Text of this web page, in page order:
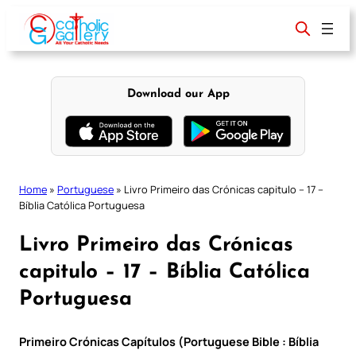
content
Download our App
Home » Portuguese » Livro Primeiro das Crónicas capitulo – 17 –
Bíblia Católica Portuguesa
Livro Primeiro das Crónicas
capitulo – 17 – Bíblia Católica
Portuguesa
Primeiro Crónicas Capítulos (Portuguese Bible : Bíblia